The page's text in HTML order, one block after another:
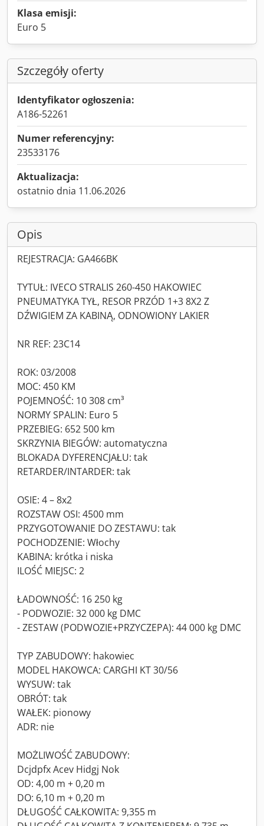
Klasa emisji:
Euro 5
Szczegóły oferty
Identyfikator ogłoszenia:
A186-52261
Numer referencyjny:
23533176
Aktualizacja:
ostatnio dnia 11.06.2026
Opis
REJESTRACJA: GA466BK
TYTUŁ: IVECO STRALIS 260-450 HAKOWIEC
PNEUMATYKA TYŁ, RESOR PRZÓD 1+3 8X2 Z
DŹWIGIEM ZA KABINĄ, ODNOWIONY LAKIER
NR REF: 23C14
ROK: 03/2008
MOC: 450 KM
POJEMNOŚĆ: 10 308 cm³
NORMY SPALIN: Euro 5
PRZEBIEG: 652 500 km
SKRZYNIA BIEGÓW: automatyczna
BLOKADA DYFERENCJAŁU: tak
RETARDER/INTARDER: tak
OSIE: 4 – 8x2
ROZSTAW OSI: 4500 mm
PRZYGOTOWANIE DO ZESTAWU: tak
POCHODZENIE: Włochy
KABINA: krótka i niska
ILOŚĆ MIEJSC: 2
ŁADOWNOŚĆ: 16 250 kg
- PODWOZIE: 32 000 kg DMC
- ZESTAW (PODWOZIE+PRZYCZEPA): 44 000 kg DMC
TYP ZABUDOWY: hakowiec
MODEL HAKOWCA: CARGHI KT 30/56
WYSUW: tak
OBRÓT: tak
WAŁEK: pionowy
ADR: nie
MOŻLIWOŚĆ ZABUDOWY:
Dcjdpfx Acev Hidgj Nok
OD: 4,00 m + 0,20 m
DO: 6,10 m + 0,20 m
DŁUGOŚĆ CAŁKOWITA: 9,355 m